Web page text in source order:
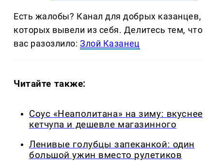
Есть жалобы? Канал для добрых казанцев,
которых вывели из себя. Делитеcь тем, что
вас разозлило:Злой Казанец
Читайте также:
Соус «Неаполитана» на зиму: вкуснее
кетчупа и дешевле магазинного
Ленивые голубцы запеканкой: один
большой ужин вместо рулетиков